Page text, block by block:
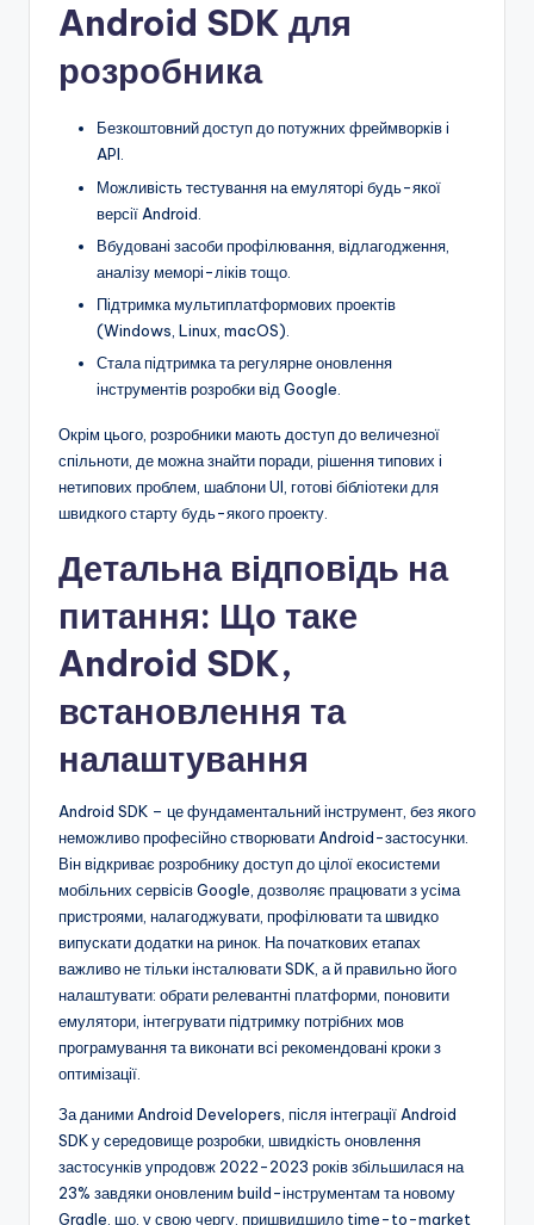
Android SDK для
розробника
Безкоштовний доступ до потужних фреймворків і
API.
Можливість тестування на емуляторі будь-якої
версії Android.
Вбудовані засоби профілювання, відлагодження,
аналізу меморі-ліків тощо.
Підтримка мультиплатформових проектів
(Windows, Linux, macOS).
Стала підтримка та регулярне оновлення
інструментів розробки від Google.
Окрім цього, розробники мають доступ до величезної
спільноти, де можна знайти поради, рішення типових і
нетипових проблем, шаблони UI, готові бібліотеки для
швидкого старту будь-якого проекту.
Детальна відповідь на
питання: Що таке
Android SDK,
встановлення та
налаштування
Android SDK – це фундаментальний інструмент, без якого
неможливо професійно створювати Android-застосунки.
Він відкриває розробнику доступ до цілої екосистеми
мобільних сервісів Google, дозволяє працювати з усіма
пристроями, налагоджувати, профілювати та швидко
випускати додатки на ринок. На початкових етапах
важливо не тільки інсталювати SDK, а й правильно його
налаштувати: обрати релевантні платформи, поновити
емулятори, інтегрувати підтримку потрібних мов
програмування та виконати всі рекомендовані кроки з
оптимізації.
За даними Android Developers, після інтеграції Android
SDK у середовище розробки, швидкість оновлення
застосунків упродовж 2022-2023 років збільшилася на
23% завдяки оновленим build-інструментам та новому
Gradle, що, у свою чергу, пришвидшило time-to-market